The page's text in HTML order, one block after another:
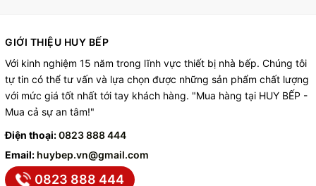
GIỚI THIỆU HUY BẾP
Với kinh nghiệm 15 năm trong lĩnh vực thiết bị nhà bếp. Chúng tôi
tự tin có thể tư vấn và lựa chọn được những sản phẩm chất lượng
với mức giá tốt nhất tới tay khách hàng. "Mua hàng tại HUY BẾP -
Mua cả sự an tâm!"
Điện thoại:0823 888 444
Email: huybep.vn@gmail.com
0823 888 444